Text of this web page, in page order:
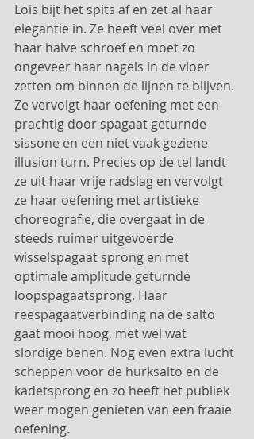
Lois bijt het spits af en zet al haar
elegantie in. Ze heeft veel over met
haar halve schroef en moet zo
ongeveer haar nagels in de vloer
zetten om binnen de lijnen te blijven.
Ze vervolgt haar oefening met een
prachtig door spagaat geturnde
sissone en een niet vaak geziene
illusion turn. Precies op de tel landt
ze uit haar vrije radslag en vervolgt
ze haar oefening met artistieke
choreografie, die overgaat in de
steeds ruimer uitgevoerde
wisselspagaat sprong en met
optimale amplitude geturnde
loopspagaatsprong. Haar
reespagaatverbinding na de salto
gaat mooi hoog, met wel wat
slordige benen. Nog even extra lucht
scheppen voor de hurksalto en de
kadetsprong en zo heeft het publiek
weer mogen genieten van een fraaie
oefening.